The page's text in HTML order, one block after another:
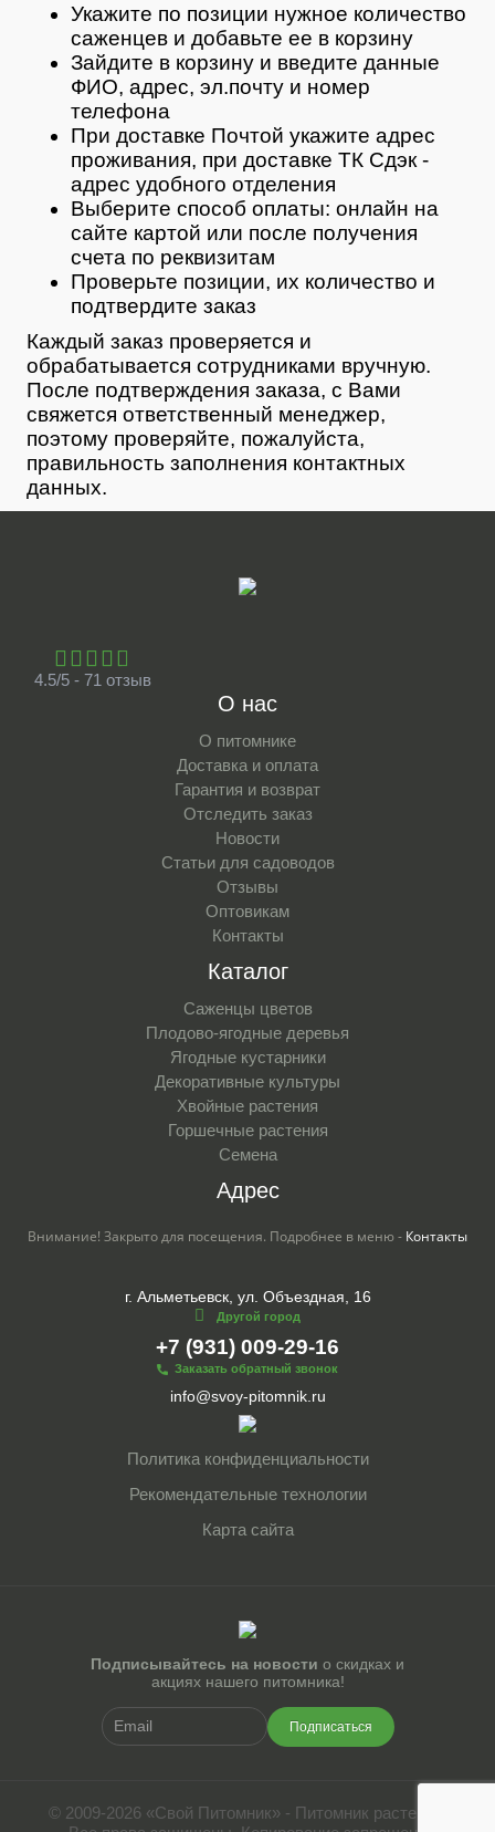
Укажите по позиции нужное количество
саженцев и добавьте ее в корзину
Зайдите в корзину и введите данные
ФИО, адрес, эл.почту и номер
телефона
При доставке Почтой укажите адрес
проживания, при доставке ТК Сдэк -
адрес удобного отделения
Выберите способ оплаты: онлайн на
сайте картой или после получения
счета по реквизитам
Проверьте позиции, их количество и
подтвердите заказ
Каждый заказ проверяется и
обрабатывается сотрудниками вручную.
После подтверждения заказа, с Вами
свяжется ответственный менеджер,
поэтому проверяйте, пожалуйста,
правильность заполнения контактных
данных.
4.5/5 - 71 отзыв
О нас
О питомнике
Доставка и оплата
Гарантия и возврат
Отследить заказ
Новости
Статьи для садоводов
Отзывы
Оптовикам
Контакты
Каталог
Саженцы цветов
Плодово-ягодные деревья
Ягодные кустарники
Декоративные культуры
Хвойные растения
Горшечные растения
Семена
Адрес
Внимание! Закрыто для посещения. Подробнее в меню - Контакты
г. Альметьевск, ул. Объездная, 16
Другой город
+7 (931) 009-29-16
Заказать обратный звонок
info@svoy-pitomnik.ru
Политика конфиденциальности
Рекомендательные технологии
Карта сайта
Подписывайтесь на новости о скидках и
акциях нашего питомника!
Подписаться
© 2009-2026 «Свой Питомник» - Питомник растений.